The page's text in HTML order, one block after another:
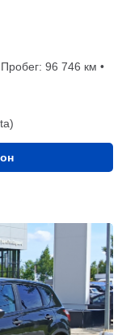
96 746 км •